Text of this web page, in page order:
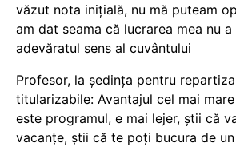
văzut nota inițială, nu mă puteam
am dat seama că lucrarea mea nu
adevăratul sens al cuvântului
Profesor, la ședința pentru
titularizabile: Avantajul cel mai
este programul, e mai lejer, știi că
vacanţe, știi că te poți bucura de